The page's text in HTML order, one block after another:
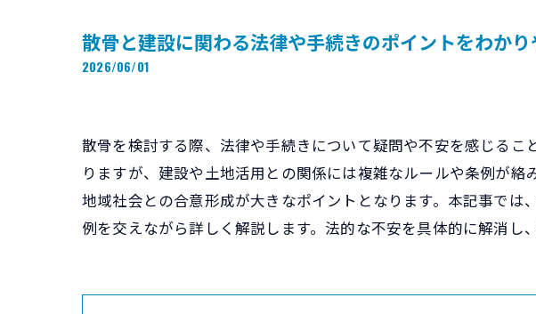
散骨と建設に関わる法律や手続きのポイントをわか
2026/06/01
散骨を検討する際、法律や手続きについて疑問や不安を感じる
りますが、建設や土地活用との関係には複雑なルールや条例が
地域社会との合意形成が大きなポイントとなります。本記事で
例を交えながら詳しく解説します。法的な不安を具体的に解消し